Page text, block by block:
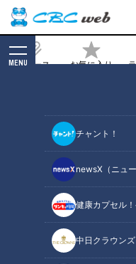
ニュース お気に入り
MENU
チャント！
newsX（ニュー
健康カプセル
中日クラウンズ
アナウンサーの